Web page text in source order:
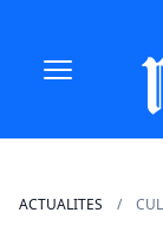
ACTUALITES